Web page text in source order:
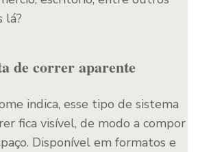
lá?
de correr aparente
indica, esse tipo de sistema
fica visível, de modo a compor
Disponível em formatos e